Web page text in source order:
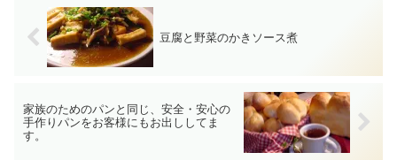
豆腐と野菜のかきソース煮
家族のためのパンと同じ、安全・安心の
手作りパンをお客様にもお出ししてま
す。